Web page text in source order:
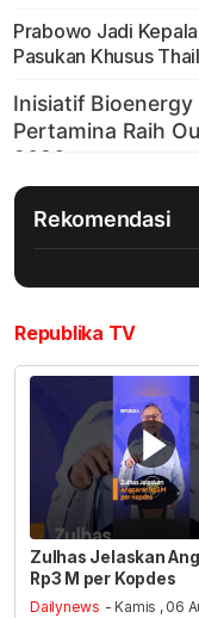
Prabowo Jadi
Pasukan Khusus
Rekomendasi
Republika TV
Zulhas Jelaskan
Rp3 M per Kopdes
Dailynews - Kamis , 06